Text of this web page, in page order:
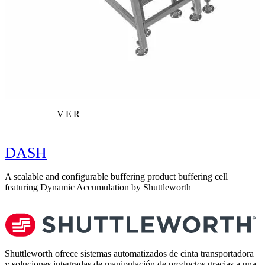
VER
DASH
A scalable and configurable buffering product buffering cell
featuring Dynamic Accumulation by Shuttleworth
Shuttleworth ofrece sistemas automatizados de cinta transportadora